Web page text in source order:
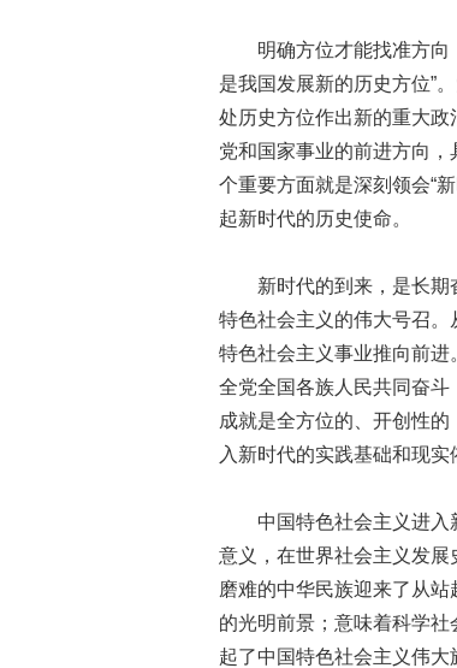
明确方位才能找准方向，
是我国发展新的历史方位”
处历史方位作出新的重大
党和国家事业的前进方向
个重要方面就是深刻领会“
起新时代的历史使命。
新时代的到来，是长期奋
特色社会主义的伟大号召
特色社会主义事业推向前进
全党全国各族人民共同奋
成就是全方位的、开创性
入新时代的实践基础和现实
中国特色社会主义进入新
意义，在世界社会主义发
磨难的中华民族迎来了从
的光明前景；意味着科学
起了中国特色社会主义伟